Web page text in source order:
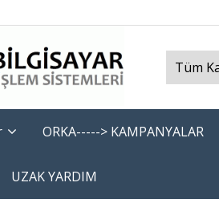
ORKA-----> KAMPANYALAR
UZAK YARDIM